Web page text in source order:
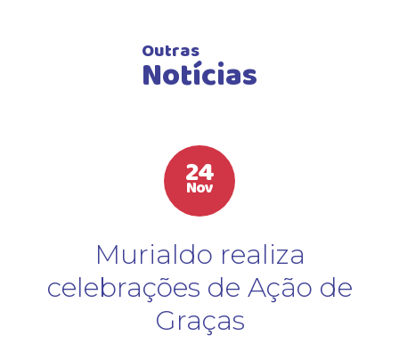
Outras
Notícias
24
Nov
Murialdo realiza
celebrações de Ação de
Graças